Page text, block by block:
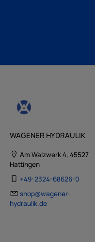
WAGENER HYDRAULIK
Am Walzwerk 4, 45527
Hattingen
+49-2324-68626-0
shop@wagener-
hydraulik.de